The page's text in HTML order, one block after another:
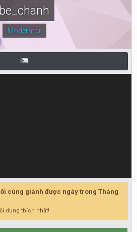
be_chanh
Moderator
cùng giành được ngày trong Tháng
dung thích nhất!